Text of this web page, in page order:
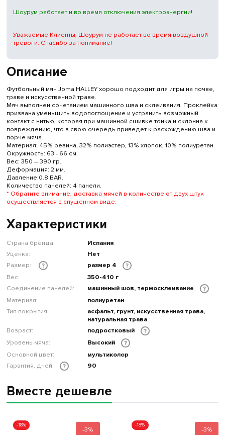
Описание
Футбольный мяч Joma HALLEY хорошо подходит для игры на почве,
траве и искусственной траве.
Мяч выполнен сочетанием машинного шва и склеивания. Проклейка
призвана уменьшить водопоглощение и устранить возможный
контакт с нитью, которая при машинной сшивке тонка и склонна к
повреждению, что в свою очередь приведет к расхождению шва и
порче мяча.
Материал: 45% резина, 32% полиэстер, 13% хлопок, 10% полиуретан.
Окружность: 63 - 66 см.
Вес: 350 – 390 гр.
Деформация: 2 мм.
Давление:0.8 BAR.
Количество панелей: 4 панели.
* Обратите внимание, доставка мячей в количестве от двух штук
осуществляется в спущенном виде.
Характеристики
Страна бренда:
Испания
Уценка:
Нет
Размер:
? размер 4
?
Вес:
350-410 г
Соединение панелей:
машинный шов, термосклеивание
?
Материал:
полиуретан
Тип покрытия:
асфальт, грунт, искусственная трава,
натуральная трава
Возраст:
подростковый
?
Уровень мяча:
Высокий
?
Основной цвет:
мультиколор
Гарантия, дней:
? 90
Шоурум работает и во время отключения электроэнергии!
Уважаемые Клиенты, Шоурум не работает во время воздушной
тревоги. Спасибо за понимание!
Вместе дешевле
-3%
-18%
-3%
-18%